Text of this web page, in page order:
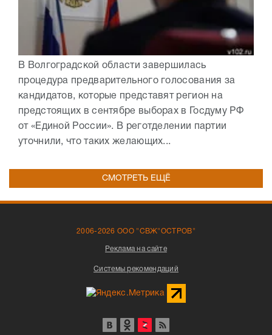
В Волгоградской области завершилась
процедура предварительного голосования за
кандидатов, которые представят регион на
предстоящих в сентябре выборах в Госдуму РФ
от «Единой России». В реготделении партии
уточнили, что таких желающих...
СМОТРЕТЬ ЕЩЁ
2006-2026 ООО "СВЖ"ОСТРОВ"
Реклама на сайте
Системы рекомендаций